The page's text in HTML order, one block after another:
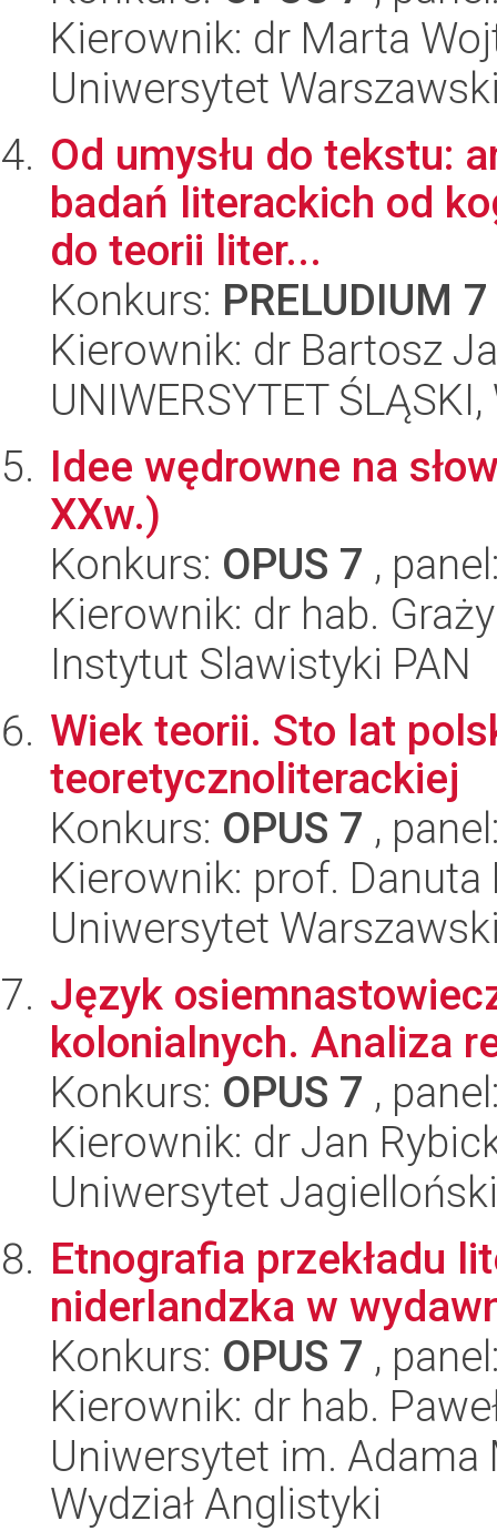
Kierownik: dr Marta
Uniwersytet
Od umysłu do tekstu:
badań literackich od
do teorii liter...
Konkurs: PRELUDIUM 7
Kierownik: dr Bartosz
UNIWERSYTET
Idee wędrowne na
XXw.)
Konkurs: OPUS 7 ,
Kierownik: dr hab.
Instytut Slawistyki PAN
Wiek teorii. Sto lat
teoretycznoliterackiej
Konkurs: OPUS 7 ,
Kierownik: prof. Danuta
Uniwersytet
Język
kolonialnych. Analiza
Konkurs: OPUS 7 ,
Kierownik: dr Jan
Uniwersytet
Etnografia przekładu
niderlandzka w
Konkurs: OPUS 7 ,
Kierownik: dr hab.
Uniwersytet im.
Wydział Anglistyki